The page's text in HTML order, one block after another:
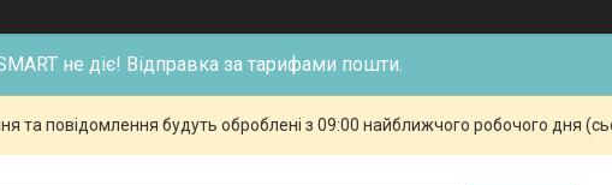
не діє! Відправка за тарифами пошти.
та повідомлення будуть оброблені з 09:00 найближчого робочого дня